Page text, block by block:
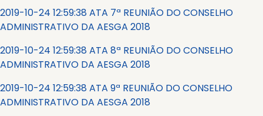
2019-10-24 12:59:38 ATA 7ª REUNIÃO DO CONSELHO
ADMINISTRATIVO DA AESGA 2018
2019-10-24 12:59:38 ATA 8ª REUNIÃO DO CONSELHO
ADMINISTRATIVO DA AESGA 2018
2019-10-24 12:59:38 ATA 9ª REUNIÃO DO CONSELHO
ADMINISTRATIVO DA AESGA 2018